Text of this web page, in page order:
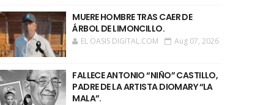
MUERE HOMBRE TRAS CAER DE
ÁRBOL DE LIMONCILLO.
EL OASIS DIGITAL.COM Aug 07, 2026
FALLECE ANTONIO “NIÑO” CASTILLO,
PADRE DE LA ARTISTA DIOMARY “LA
MALA”.